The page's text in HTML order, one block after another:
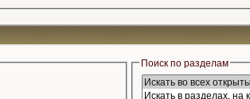
Поиск по разделам